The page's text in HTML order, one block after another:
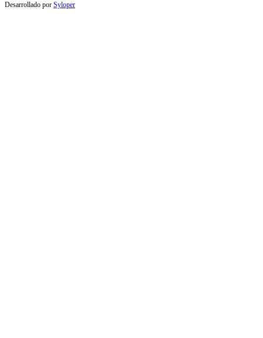
Desarrollado por Syloper